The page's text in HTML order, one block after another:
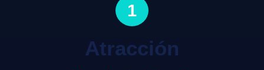
1
Atracción